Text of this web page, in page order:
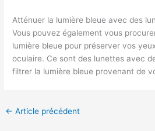
Atténuer la lumière bleue avec des
Vous pouvez également vous
lumière bleue pour préserver vos
oculaire. Ce sont des lunettes avec
filtrer la lumière bleue provenant de
← Article précédent